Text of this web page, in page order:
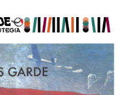
Liburutegia